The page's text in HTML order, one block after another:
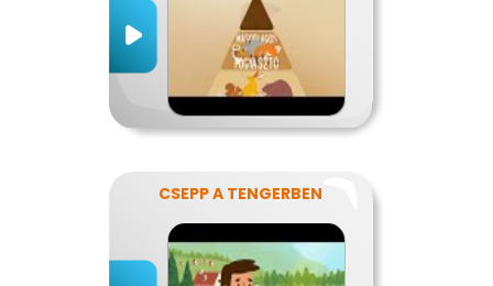
CSEPP A TENGERBEN